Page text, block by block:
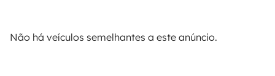
Não há veículos semelhantes a este anúncio.